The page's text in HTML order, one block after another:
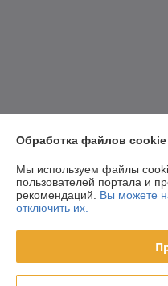
Обработка файлов cookie
Мы используем файлы
пользователей портала и
рекомендаций. Вы можете
отключить их.